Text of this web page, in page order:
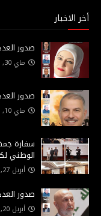
أخر الاخبار
صدور العدد 183 لصحيفة الحدث الاسبوعي
ماي 30, 2026
صدور العدد 182 لصحيفة الحدث الاسبوعي
ماي 10, 2026
سفارة
الوطني
أبريل 27, 2026
صدور العدد 181 لصحيفة الحدث الاسبوعي
أبريل 20, 2026